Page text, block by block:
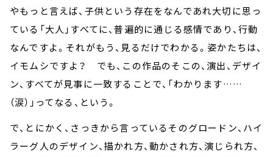
やもっと言えば、子供という存在をなんであれ大切に思っ
ている「大人」すべてに、普遍的に通じる感情であり、行動
なんですよ。それがもう、見るだけでわかる。姿かたちは、
イモムシですよ？ でも、この作品のそこの、演出、デザイ
ン、すべてが見事に一致することで、「わかります……
（涙）」ってなる、という。
で、とにかく、さっきから言っているそのグロードン、ハイ
ラーグ人のデザイン、描かれ方、動かされ方、演じられ方、